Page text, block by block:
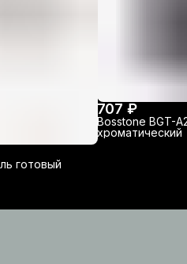
готовый
707 ₽
Bosstone BGT-
хроматический